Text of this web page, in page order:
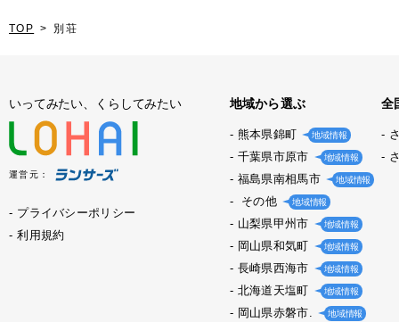
TOP 別荘
いってみたい、くらしてみたい
運営元：
プライバシーポリシー
利用規約
地域から選ぶ
熊本県錦町 地域情報
千葉県市原市 地域情報
福島県南相馬市 地域情報
その他 地域情報
山梨県甲州市 地域情報
岡山県和気町 地域情報
長崎県西海市 地域情報
北海道天塩町 地域情報
岡山県赤磐市. 地域情報
全